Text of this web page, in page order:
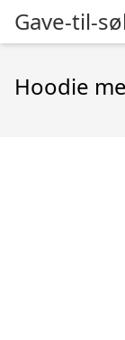
Gave-til-
Hoodie